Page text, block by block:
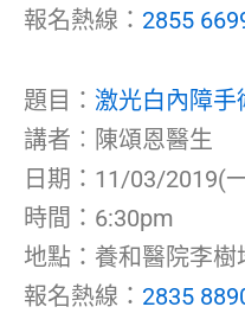
報名熱線： 2855
題目： 激光白內障
講者︰陳頌恩醫生
日期：11/03/2019(
時間：6:30pm
地點：養和醫院李
報名熱線： 2835